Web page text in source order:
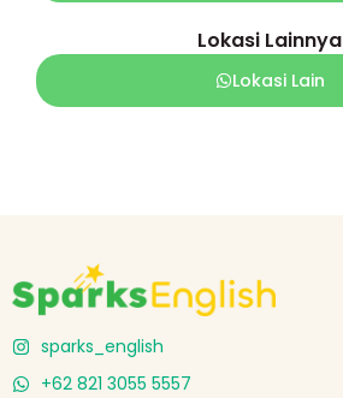
Lokasi Lainnya
Lokasi Lain
sparks_english
+62 821 3055 5557